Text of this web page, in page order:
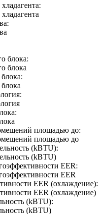
блока:
блока
площадью до:
площадью до
(kBTU):
(kBTU)
EER:
EER
EER (охлаждение):
EER (охлаждение)
(kBTU):
(kBTU)